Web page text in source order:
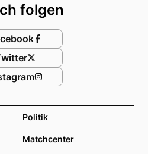
Politik
Matchcenter
folgen